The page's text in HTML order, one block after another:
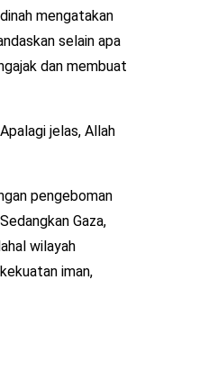
mengatakan
selain apa
dan membuat
pengeboman
Gaza,
wilayah
iman,